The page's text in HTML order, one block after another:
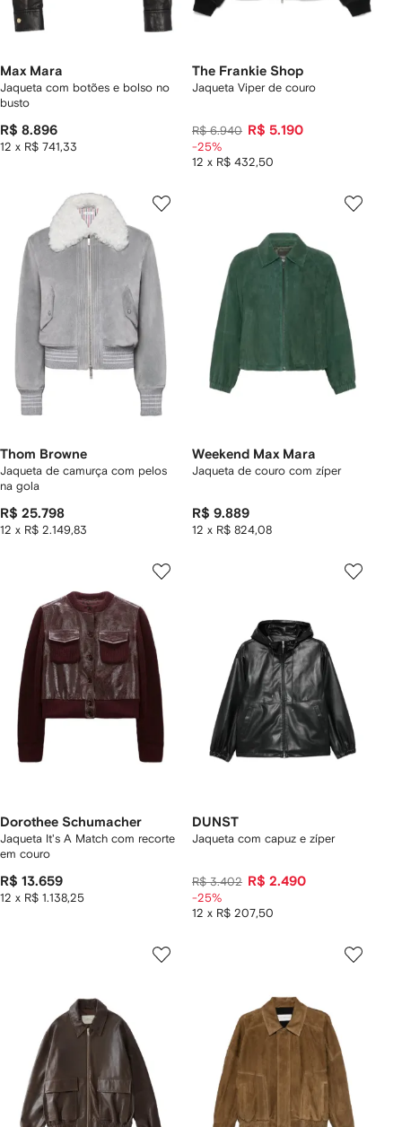
Max Mara
Jaqueta com botões e bolso no
busto
R$ 8.896
12 x R$ 741,33
The Frankie Shop
Jaqueta Viper de couro
R$ 6.940 R$ 5.190
12 x R$ 432,50
-25%
Thom Browne
Jaqueta de camurça com pelos
na gola
R$ 25.798
12 x R$ 2.149,83
Weekend Max Mara
Jaqueta de couro com zíper
R$ 9.889
12 x R$ 824,08
Dorothee Schumacher
Jaqueta It's A Match com recorte
em couro
R$ 13.659
12 x R$ 1.138,25
DUNST
Jaqueta com capuz e zíper
R$ 3.402 R$ 2.490
12 x R$ 207,50
-25%